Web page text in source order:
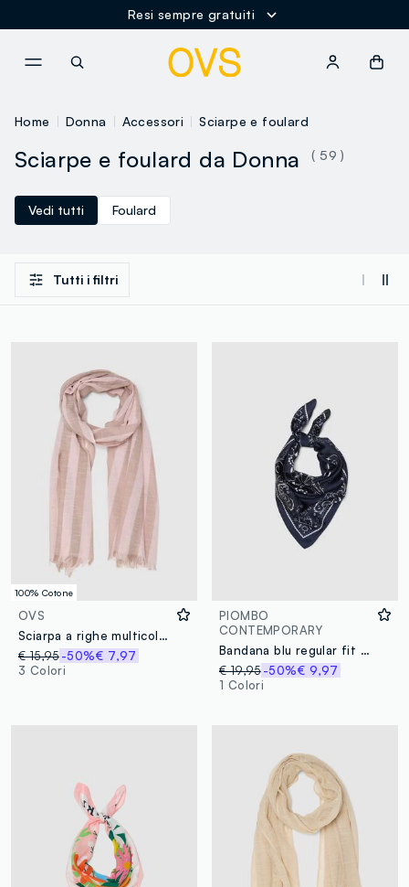
Resi sempre gratuiti
Home Donna Accessori Sciarpe e foulard
Sciarpe e foulard da Donna ( 59 )
Vedi tutti Foulard
Tutti i filtri
100% Cotone
OVS
Sciarpa a righe multicolor in puro cotone
€ 15,95-50%€ 7,97
3 Colori
PIOMBO
CONTEMPORARY
Bandana blu regular fit con motivo paisley
€ 19,95 -50%€ 9,97
1 Colori